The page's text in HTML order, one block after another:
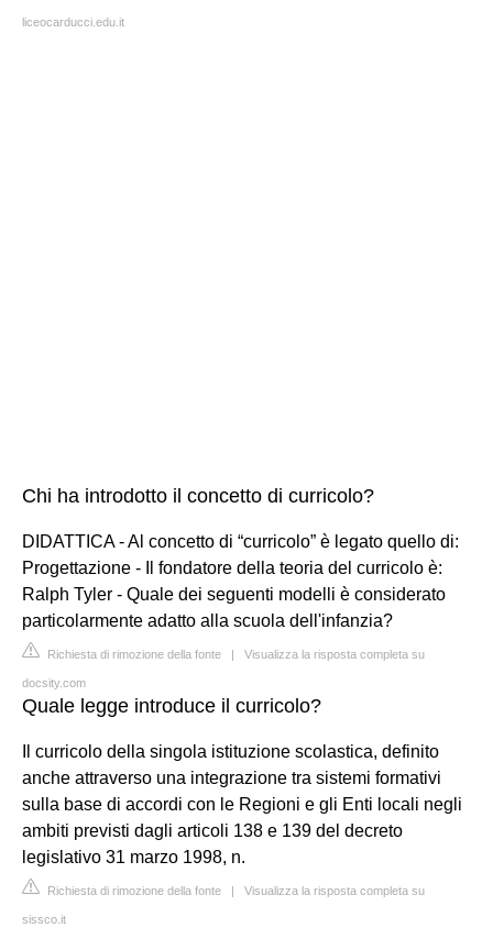
liceocarducci.edu.it
Chi ha introdotto il concetto di curricolo?
DIDATTICA - Al concetto di “curricolo” è legato quello di:
Progettazione - Il fondatore della teoria del curricolo è:
Ralph Tyler - Quale dei seguenti modelli è considerato
particolarmente adatto alla scuola dell'infanzia?
Richiesta di rimozione della fonte | Visualizza la risposta completa su
docsity.com
Quale legge introduce il curricolo?
Il curricolo della singola istituzione scolastica, definito
anche attraverso una integrazione tra sistemi formativi
sulla base di accordi con le Regioni e gli Enti locali negli
ambiti previsti dagli articoli 138 e 139 del decreto
legislativo 31 marzo 1998, n.
Richiesta di rimozione della fonte | Visualizza la risposta completa su
sissco.it